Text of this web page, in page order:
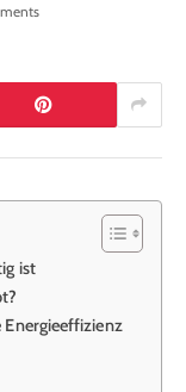
ist
Energieeffizienz